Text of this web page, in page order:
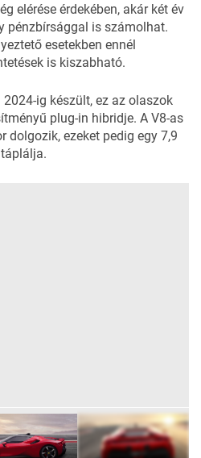
elérése érdekében, akár két év
pénzbírsággal is számolhat.
esetekben ennél
is kiszabható.
2024-ig készült, ez az olaszok
plug-in hibridje. A V8-as
dolgozik, ezeket pedig egy 7,9